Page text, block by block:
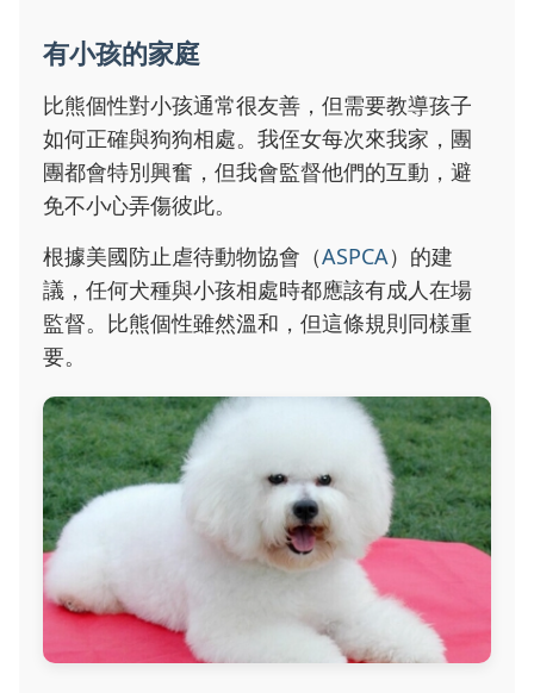
有小孩的家庭
比熊個性對小孩通常很友善，但需要教導孩子
如何正確與狗狗相處。我侄女每次來我家，團
團都會特別興奮，但我會監督他們的互動，避
免不小心弄傷彼此。
根據美國防止虐待動物協會（ASPCA）的建
議，任何犬種與小孩相處時都應該有成人在場
監督。比熊個性雖然溫和，但這條規則同樣重
要。